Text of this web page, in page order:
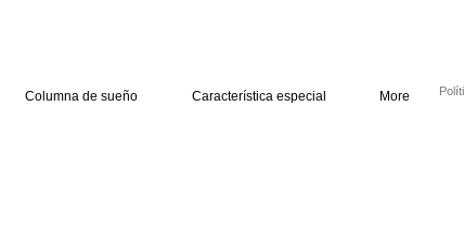
Columna de sueño Característica especial More